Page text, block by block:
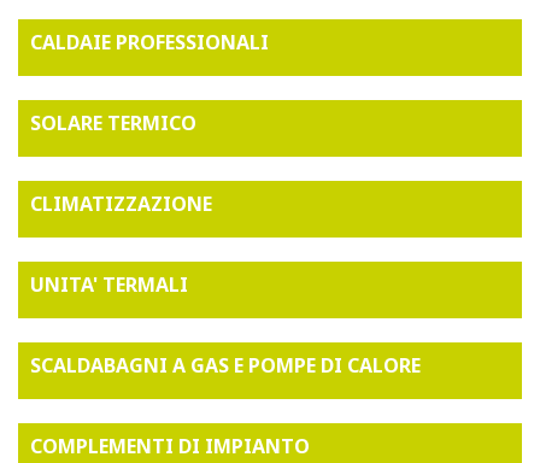
CALDAIE PROFESSIONALI
SOLARE TERMICO
CLIMATIZZAZIONE
UNITA' TERMALI
SCALDABAGNI A GAS E POMPE DI CALORE
COMPLEMENTI DI IMPIANTO